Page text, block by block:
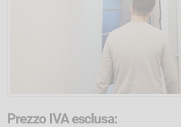
Prezzo IVA esclusa: